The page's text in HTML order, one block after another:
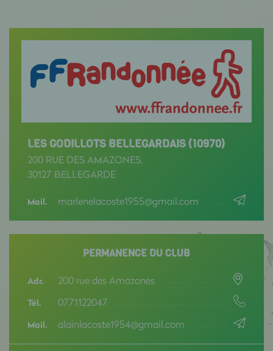
LES GODILLOTS BELLEGARDAIS (10970)
200 RUE DES AMAZONES,
30127 BELLEGARDE
Mail. marlenelacoste1955@gmail.com
PERMANENCE DU CLUB
Adr. 200 rue des Amazones
Tél. 0771122047
Mail. alainlacoste1954@gmail.com